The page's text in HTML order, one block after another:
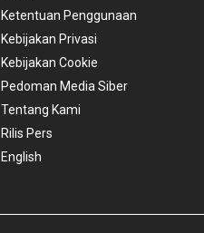
Ketentuan Penggunaan
Kebijakan Privasi
Kebijakan Cookie
Pedoman Media Siber
Tentang Kami
Rilis Pers
English